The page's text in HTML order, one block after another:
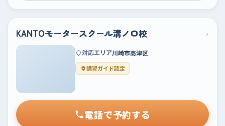
KANTOモータースクール溝ノ口校 ›
対応エリア川崎市高津区
講習ガイド認定
電話で予約する